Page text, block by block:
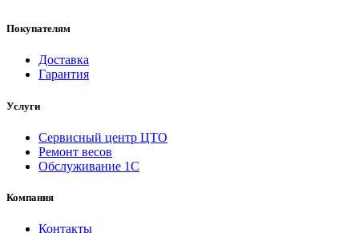
Покупателям
Доставка
Гарантия
Услуги
Сервисный центр ЦТО
Ремонт весов
Обслуживание 1С
Компания
Контакты